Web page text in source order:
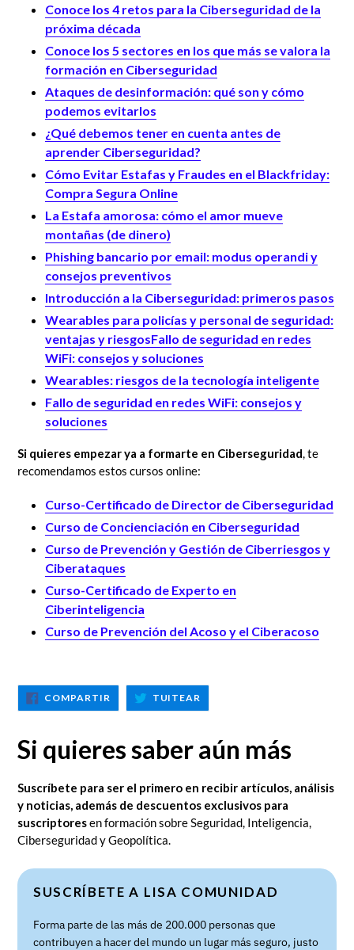
Conoce los 4 retos para la Ciberseguridad de la
próxima década
Conoce los 5 sectores en los que más se valora la
formación en Ciberseguridad
Ataques de desinformación: qué son y cómo
podemos evitarlos
¿Qué debemos tener en cuenta antes de
aprender Ciberseguridad?
Cómo Evitar Estafas y Fraudes en el Blackfriday:
Compra Segura Online
La Estafa amorosa: cómo el amor mueve
montañas (de dinero)
Phishing bancario por email: modus operandi y
consejos preventivos
Introducción a la Ciberseguridad: primeros pasos
Wearables para policías y personal de seguridad:
ventajas y riesgosFallo de seguridad en redes
WiFi: consejos y soluciones
Wearables: riesgos de la tecnología inteligente
Fallo de seguridad en redes WiFi: consejos y
soluciones
Si quieres empezar ya a formarte en Ciberseguridad, te
recomendamos estos cursos online:
Curso-Certificado de Director de Ciberseguridad
Curso de Concienciación en Ciberseguridad
Curso de Prevención y Gestión de Ciberriesgos y
Ciberataques
Curso-Certificado de Experto en
Ciberinteligencia
Curso de Prevención del Acoso y el Ciberacoso
COMPARTIR COMPARTIR
EN
FACEBOOK
TUITEAR
TWITTER
Si quieres saber aún más
Suscríbete para ser el primero en recibir artículos, análisis
y noticias, además de descuentos exclusivos para
suscriptoresen formación sobre Seguridad, Inteligencia,
Ciberseguridad y Geopolítica.
SUSCRÍBETE A LISA COMUNIDAD
Forma parte de las más de 200.000 personas que
contribuyen a hacer del mundo un lugar más seguro, justo